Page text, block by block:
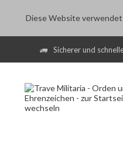
Diese Website
Sicherer und